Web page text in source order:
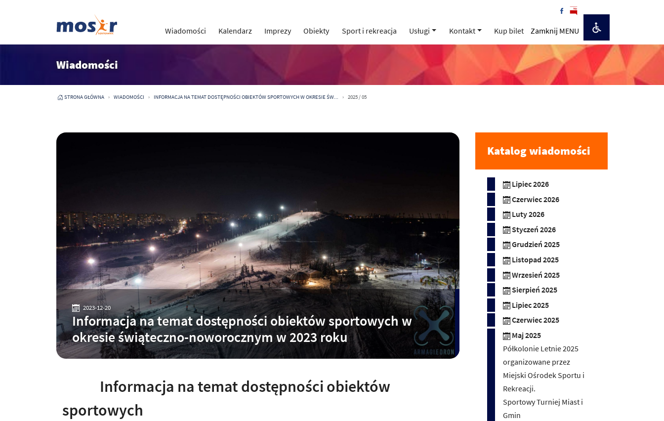
Wiadomości Kalendarz Imprezy Obiekty Sport i rekreacja Usługi Kontakt Kup bilet Zamknij MENU
Wiadomości
STRONA GŁÓWNA WIADOMOŚCI INFORMACJA NA TEMAT DOSTĘPNOŚCI OBIEKTÓW SPORTOWYCH W OKRESIE ŚW... 2025 / 05
2023-12-20
Informacja na temat dostępności obiektów sportowych w
okresie świąteczno-noworocznym w 2023 roku
Informacja na temat dostępności obiektów
sportowych
Katalog wiadomości
Lipiec 2026
Czerwiec 2026
Luty 2026
Styczeń 2026
Grudzień 2025
Listopad 2025
Wrzesień 2025
Sierpień 2025
Lipiec 2025
Czerwiec 2025
Maj 2025
Półkolonie Letnie 2025
organizowane przez
Miejski Ośrodek Sportu i
Rekreacji.
Sportowy Turniej Miast i
Gmin